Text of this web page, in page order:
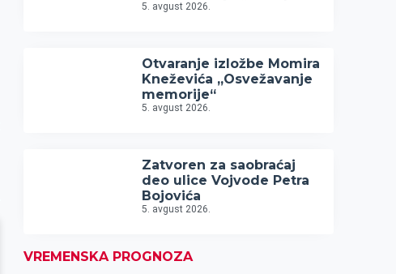
5. avgust 2026.
Otvaranje izložbe Momira
Kneževića „Osvežavanje
memorije“
5. avgust 2026.
Zatvoren za saobraćaj
deo ulice Vojvode Petra
Bojovića
5. avgust 2026.
VREMENSKA PROGNOZA